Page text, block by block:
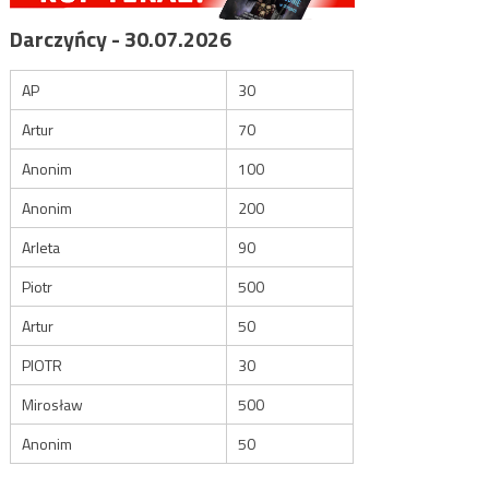
Darczyńcy - 30.07.2026
AP
30
Artur
70
Anonim
100
Anonim
200
Arleta
90
Piotr
500
Artur
50
PIOTR
30
Mirosław
500
Anonim
50